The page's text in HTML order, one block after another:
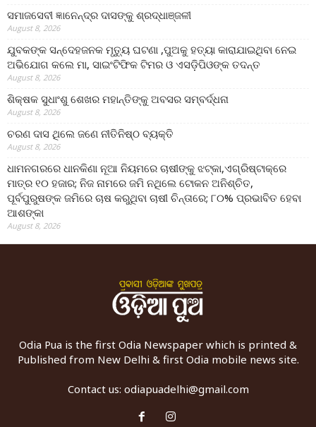
ସମାଜସେବୀ ଜ୍ଞାନେନ୍ଦ୍ର ଦାସଙ୍କୁ ଶ୍ରଦ୍ଧାଞ୍ଜଳୀ
August 8, 2026
ଯୁବକଙ୍କ ସନ୍ଦେହଜନକ ମୃତ୍ୟୁ ଘଟଣା ,ପୁଅକୁ ହତ୍ୟା କାରାଯାଇଥିବା ନେଇ
ଅଭିଯୋଗ କଲେ ମା, ସାଇଂଟିଫିକ ଟିମର ଓ ଏସଡ଼ିପିଓଙ୍କ ତଦନ୍ତ
August 8, 2026
ଶିକ୍ଷକ ସୁଧାଂଶୁ ଶେଖର ମହାନ୍ତିଙ୍କୁ ଅବସର ସମ୍ବର୍ଦ୍ଧନା
August 8, 2026
ଚରଣ ଦାସ ଥିଲେ ଜଣେ ନୀତିନିଷ୍ଠ ବ୍ୟକ୍ତି
August 8, 2026
ଧାମନଗରରେ ଧାନକିଣା ନୂଆ ନିୟମରେ ଚାଷୀଙ୍କୁ ଝଟ୍‌କା,ଏଗ୍ରିଷ୍ଟାକ୍‌ରେ
ମାତ୍ର ୧୦ ହଜାର; ନିଜ ନାମରେ ଜମି ନଥିଲେ ଟୋକନ ଅନିଶ୍ଚିତ,
ପୂର୍ବପୁରୁଷଙ୍କ ଜମିରେ ଚାଷ କରୁଥିବା ଚାଷୀ ଚିନ୍ତାରେ; ୮୦% ପ୍ରଭାବିତ ହେବା
ଆଶଙ୍କା
August 8, 2026
Odia Pua is the first Odia Newspaper which is printed &
Published from New Delhi & first Odia mobile news site.
Contact us: odiapuadelhi@gmail.com